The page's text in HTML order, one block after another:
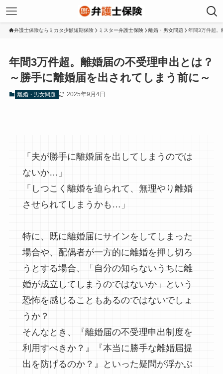
弁護士保険ならミカタ少額短期保険 ミスター弁護士保険 離婚・男女問題 年間3万件超。
年間3万件超。離婚届の不受理申出とは？
～勝手に離婚届を出されてしまう前に～
離婚・男女問題 2025年9月4日
「夫が勝手に離婚届を出してしまうのでは
ないか…」
「しつこく離婚を迫られて、無理やり離婚
させられてしまうかも…」
特に、既に離婚届にサインをしてしまった
場合や、配偶者が一方的に離婚を押し切ろ
うとする場合、「自分の知らないうちに離
婚が成立してしまうのではないか」という
恐怖を感じることもあるのではないでしょ
うか？
そんなとき、『離婚届の不受理申出制度を
利用すべきか？』『本当に勝手な離婚届提
出を防げるのか？』といった疑問が浮かぶ